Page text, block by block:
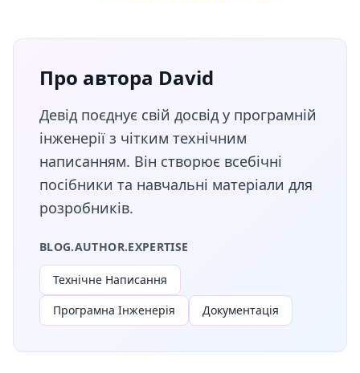
Про автора David
Девід поєднує свій досвід у програмній
інженерії з чітким технічним
написанням. Він створює всебічні
посібники та навчальні матеріали для
розробників.
BLOG.AUTHOR.EXPERTISE
Технічне Написання
Програмна Інженерія
Документація